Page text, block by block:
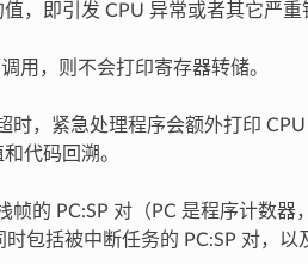
，即引发 CPU 异常或者其它严重
用，则不会打印寄存器转储。
时，紧急处理程序会额外打印
代码回溯。
帧的 PC:SP 对（PC 是程序计数器
包括被中断任务的 PC:SP 对，以